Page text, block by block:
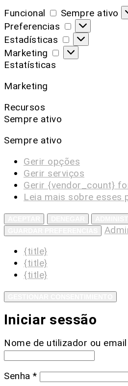
Funcional
Sempre ativo
Preferencias
Estadísticas
Marketing
Estatísticas
Marketing
Recursos
Sempre ativo
Sempre ativo
Gerir opções
Gerir serviços
Gerir {vendor_count}
Leia mais sobre esses
{title}
{title}
{title}
Iniciar sessão
Nome de utilizador ou email
Senha *